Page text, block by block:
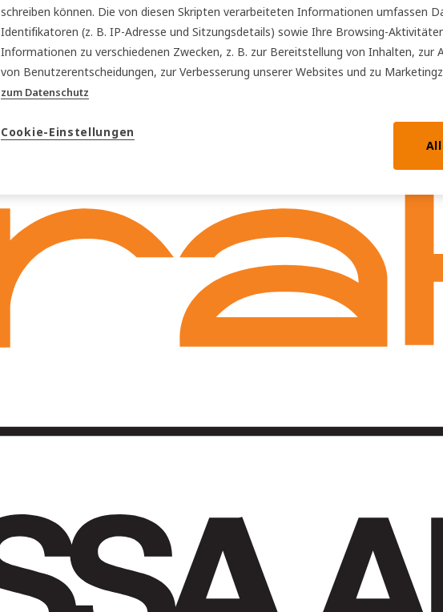
schreiben können. Die von diesen Skripten verarbeiteten Informationen umfassen
Identifikatoren (z. B. IP-Adresse und Sitzungsdetails) sowie Ihre Browsing-
Informationen zu verschiedenen Zwecken, z. B. zur Bereitstellung von Inhalten, zur
von Benutzerentscheidungen, zur Verbesserung unserer Websites und zu
zum Datenschutz
Cookie-Einstellungen